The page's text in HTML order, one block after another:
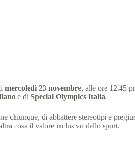
mercoledì 23 novembre, alle ore 12.45
e di Special Olympics Italia.
chiunque, di abbattere stereotipi e
cosa il valore inclusivo dello sport.